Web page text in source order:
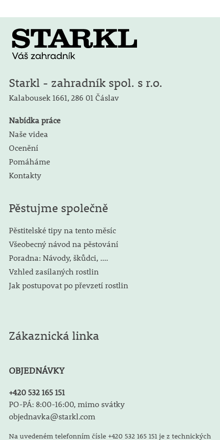
Starkl - zahradník spol. s r.o.
Kalabousek 1661, 286 01 Čáslav
Nabídka práce
Naše videa
Ocenění
Pomáháme
Kontakty
Pěstujme společně
Pěstitelské tipy na tento měsíc
Všeobecný návod na pěstování
Poradna: Návody, škůdci, ....
Vzhled zasílaných rostlin
Jak postupovat po převzetí rostlin
Zákaznická linka
OBJEDNÁVKY
+420 532 165 151
PO-PÁ: 8:00-16:00, mimo svátky
objednavka@starkl.com
Na uvedeném telefonním čísle +420 532 165 151 je z technických